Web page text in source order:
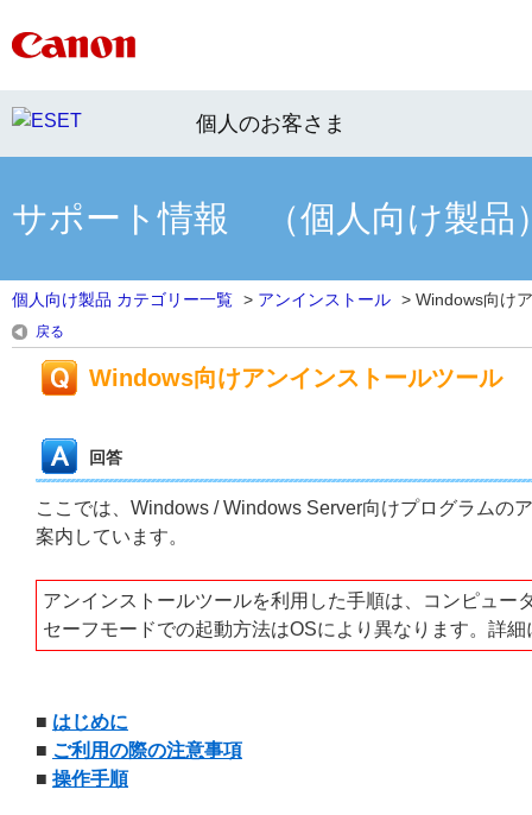
個人のお客さま
サポート情報 （個人向け製品
個人向け製品 カテゴリー一覧 > アンインストール > Windows向け
戻る
Windows向けアンインストールツール
回答
ここでは、Windows / Windows Server向けプログラムの
案内しています。
アンインストールツールを利用した手順は、コンピュー
セーフモードでの起動方法はOSにより異なります。詳
■ はじめに
■ ご利用の際の注意事項
■ 操作手順